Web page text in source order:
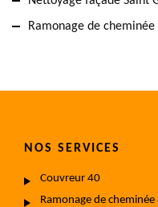
Ramonage de
NOS SERVICES
Couvreur 40
Ramonage de cheminée